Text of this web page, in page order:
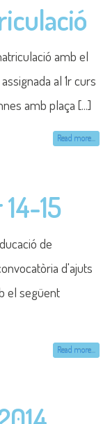
amb el
al 1r curs
amb plaça [...]
Read more...
15
de
d'ajuts
el següent
Read more...